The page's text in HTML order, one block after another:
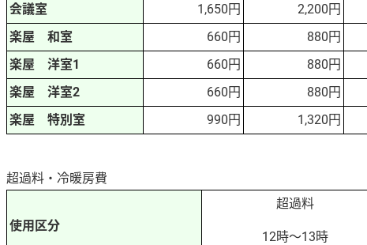
会議室
1,650円 2,200円
楽屋 和室
660円 880円
楽屋 洋室1
660円 880円
楽屋 洋室2
660円 880円
楽屋 特別室
990円 1,320円
超過料・冷暖房費
使用区分
超過料
12時～13時